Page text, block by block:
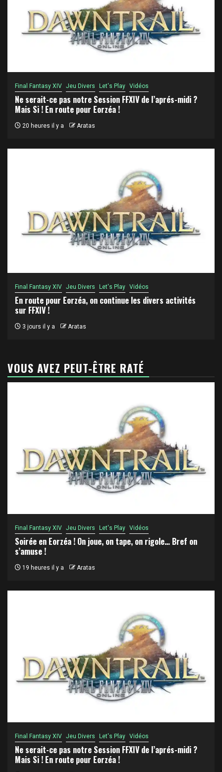
Final Fantasy XIV Jeu Divers Let's Play Vidéos
Ne serait-ce pas notre Session FFXIV de l’aprés-midi ?
Mais Si ! En route pour Eorzéa !
20 heures il y a Aratas
Final Fantasy XIV Jeu Divers Let's Play Vidéos
En route pour Eorzéa, on continue les divers activités
sur FFXIV !
3 jours il y a Aratas
VOUS AVEZ PEUT-ÊTRE RATÉ
Final Fantasy XIV Jeu Divers Let's Play Vidéos
Soirée en Eorzéa ! On joue, on tape, on rigole… Bref on
s’amuse !
19 heures il y a Aratas
Final Fantasy XIV Jeu Divers Let's Play Vidéos
Ne serait-ce pas notre Session FFXIV de l’aprés-midi ?
Mais Si ! En route pour Eorzéa !